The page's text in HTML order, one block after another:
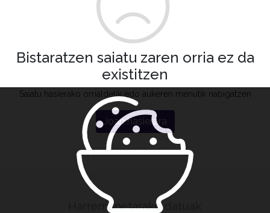
Bistaratzen saiatu zaren orria ez da
existitzen
Saiatu hasierako orrialdetik edo aukeren menutik nabigatzen
Joan hasierara
Harremanetarako datuak